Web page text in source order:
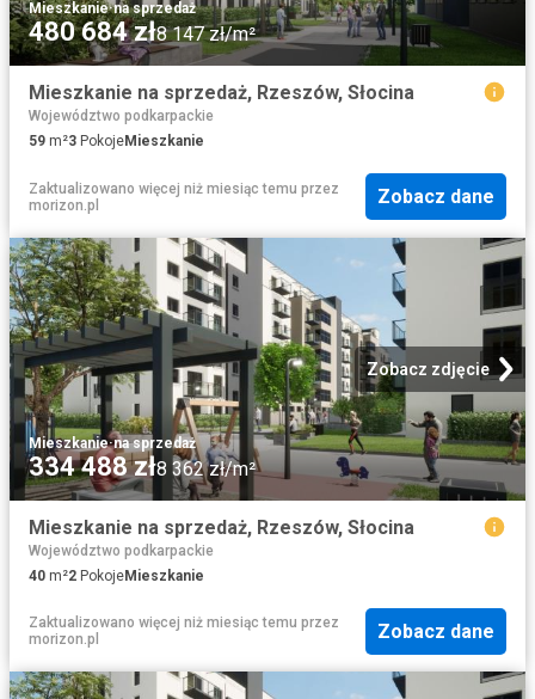
Mieszkanie·na sprzedaż
480 684 zł8 147 zł/m²
Mieszkanie na sprzedaż, Rzeszów, Słocina
Województwo podkarpackie
59 m²3 PokojeMieszkanie
Zaktualizowano więcej niż miesiąc temu przez
morizon.pl
Zobacz dane
Zobacz zdjęcie
Mieszkanie·na sprzedaż
334 488 zł8 362 zł/m²
Mieszkanie na sprzedaż, Rzeszów, Słocina
Województwo podkarpackie
40 m²2 PokojeMieszkanie
Zaktualizowano więcej niż miesiąc temu przez
morizon.pl
Zobacz dane